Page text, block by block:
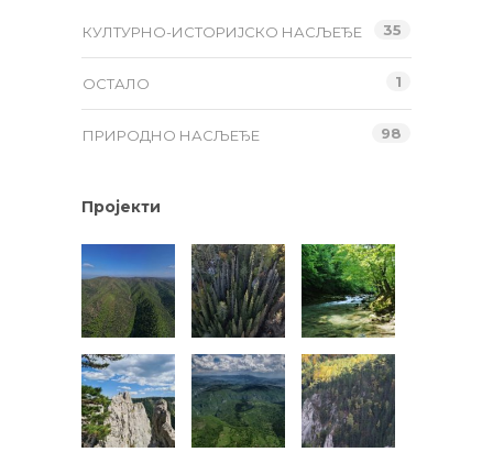
КУЛТУРНО-ИСТОРИЈСКО НАСЉЕЂЕ 35
ОСТАЛО 1
ПРИРОДНО НАСЉЕЂЕ 98
Пројекти